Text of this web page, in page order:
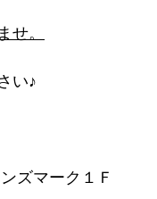
せ。
い♪
ズマーク１Ｆ